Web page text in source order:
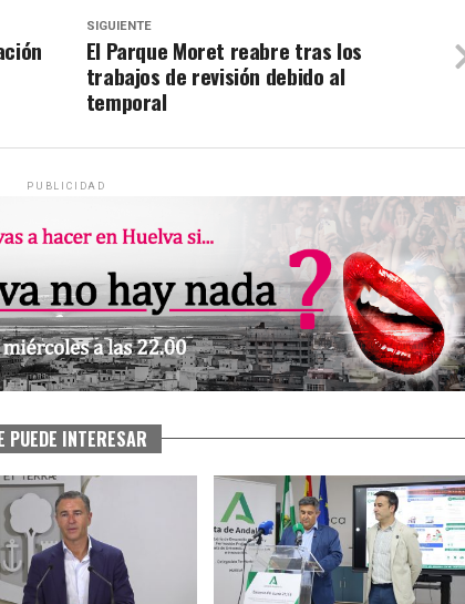
SIGUIENTE
El Parque Moret reabre tras los
trabajos de revisión debido al
temporal
PUBLICIDAD
PUEDE INTERESAR